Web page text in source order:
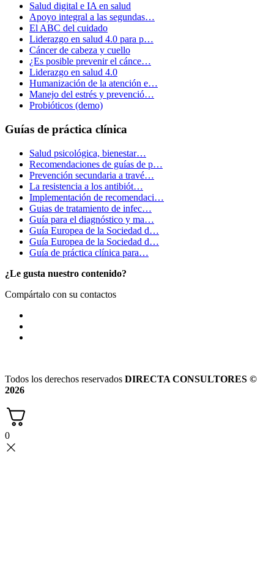
Salud digital e IA en salud
Apoyo integral a las segundas…
El ABC del cuidado
Liderazgo en salud 4.0 para p…
Cáncer de cabeza y cuello
¿Es posible prevenir el cánce…
Liderazgo en salud 4.0
Humanización de la atención e…
Manejo del estrés y prevenció…
Probióticos (demo)
Guías de práctica clínica
Salud psicológica, bienestar…
Recomendaciones de guías de p…
Prevención secundaria a travé…
La resistencia a los antibiót…
Implementación de recomendaci…
Guias de tratamiento de infec…
Guía para el diagnóstico y ma…
Guía Europea de la Sociedad d…
Guía Europea de la Sociedad d…
Guía de práctica clínica para…
¿Le gusta nuestro contenido?
Compártalo con su contactos
Todos los derechos reservados DIRECTA CONSULTORES ©
2026
0